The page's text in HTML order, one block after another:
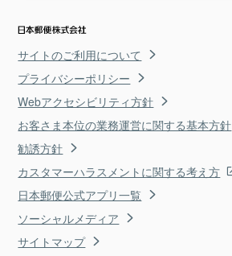
サイトのご利用について
プライバシーポリシー
Webアクセシビリティ方針
お客さま本位の業務運営に関する基本方針
勧誘方針
カスタマーハラスメントに関する考え方
日本郵便公式アプリ一覧
ソーシャルメディア
サイトマップ